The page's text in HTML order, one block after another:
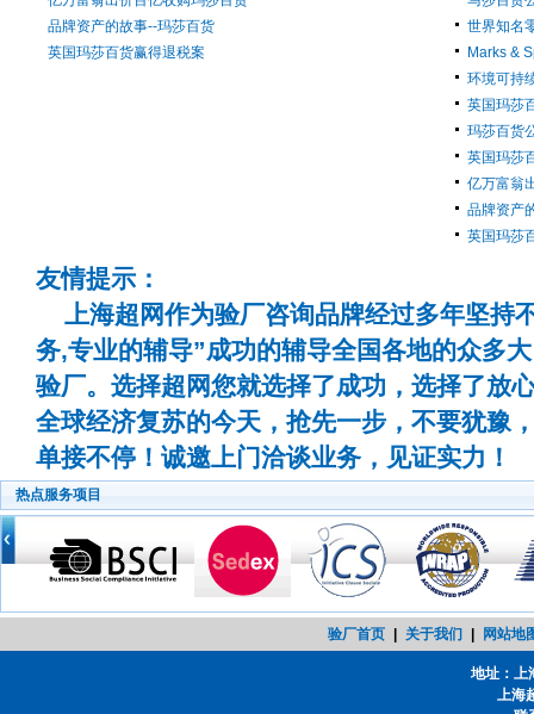
品牌资产的故事--玛莎百货
英国玛莎百货赢得退税案
世界知名
Marks &
环境可持
英国玛莎
玛莎百货
英国玛莎
亿万富翁
品牌资产
英国玛莎
友情提示：
上海超网作为验厂咨询品牌经过多年坚持
务,专业的辅导”成功的辅导全国各地的众多
验厂。选择超网您就选择了成功，选择了放
全球经济复苏的今天，抢先一步，不要犹豫
单接不停！诚邀上门洽谈业务，见证实力！
热点服务项目
验厂首页 关于我们 网站地
地址：上
上海